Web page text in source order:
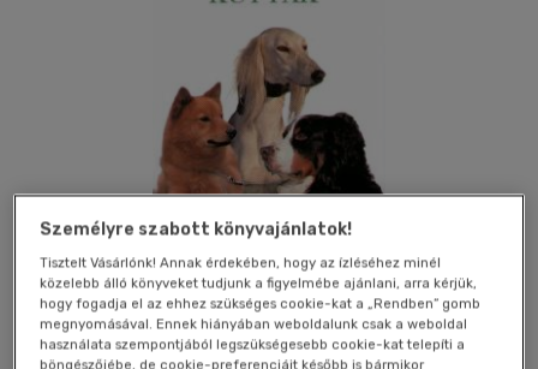
Kívánságlistához adom Megosztom
Személyre szabott könyvajánlatok!
Tisztelt Vásárlónk! Annak érdekében, hogy az ízléséhez minél
közelebb álló könyveket tudjunk a figyelmébe ajánlani, arra kérjük,
hogy fogadja el az ehhez szükséges cookie-kat a „Rendben” gomb
megnyomásával. Ennek hiányában weboldalunk csak a weboldal
használata szempontjából legszükségesebb cookie-kat telepíti a
böngészőjébe, de cookie-preferenciáit később is bármikor